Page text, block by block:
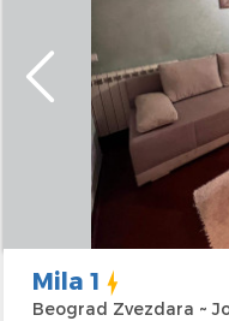
Zvezdara
Adresa: Jovanke
Radakovic 54
35 €
Mila 1
Beograd Zvezdara ~